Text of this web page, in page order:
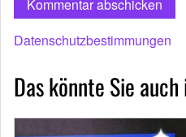
Datenschutzbestimmungen
Das könnte Sie